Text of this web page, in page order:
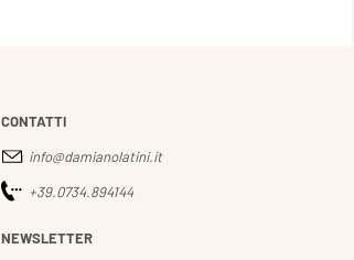
CONTATTI
info@damianolatini.it
+39.0734.894144
NEWSLETTER